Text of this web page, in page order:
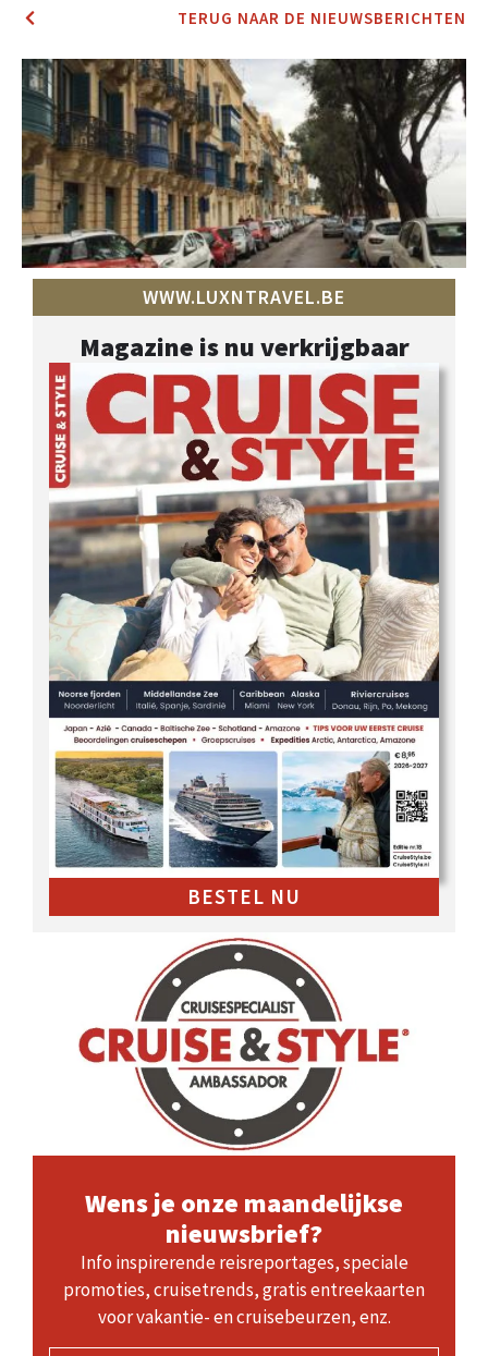
TERUG NAAR DE NIEUWSBERICHTEN
WWW.LUXNTRAVEL.BE
Magazine is nu verkrijgbaar
BESTEL NU
Wens je onze maandelijkse
nieuwsbrief?
Info inspirerende reisreportages, speciale
promoties, cruisetrends, gratis entreekaarten
voor vakantie- en cruisebeurzen, enz.